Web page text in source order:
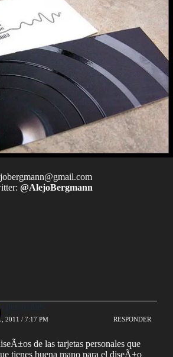
@AlejoBergmann
personales
2011 / 7:17 PM RESPONDER
de las tarjetas personales que
tienes buena mano para el diseÃ±o